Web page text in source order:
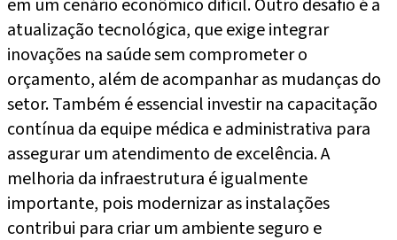
em um cenário econômico difícil. Outro desafio é a
atualização tecnológica, que exige integrar
inovações na saúde sem comprometer o
orçamento, além de acompanhar as mudanças do
setor. Também é essencial investir na capacitação
contínua da equipe médica e administrativa para
assegurar um atendimento de excelência. A
melhoria da infraestrutura é igualmente
importante, pois modernizar as instalações
contribui para criar um ambiente seguro e